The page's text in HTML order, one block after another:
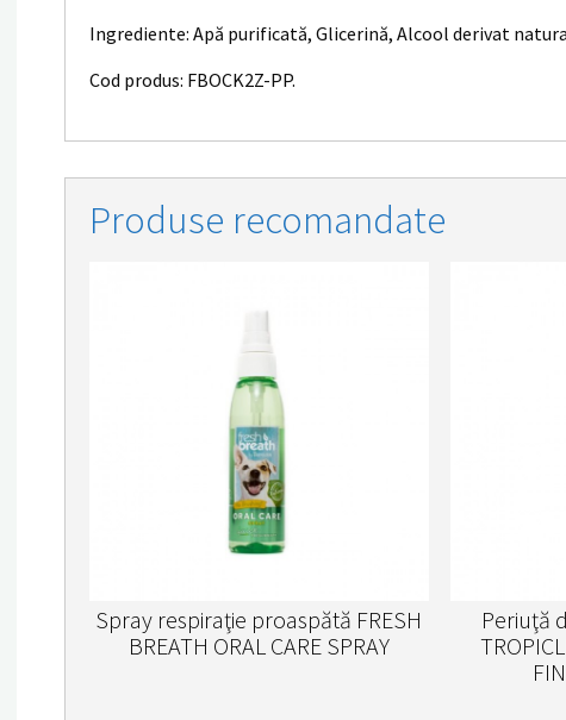
Ingrediente: Apă purificată, Glicerină, Alcool derivat
Cod produs: FBOCK2Z-PP.
Produse recomandate
Spray respiraţie proaspătă FRESH
BREATH ORAL CARE SPRAY
Periuţă